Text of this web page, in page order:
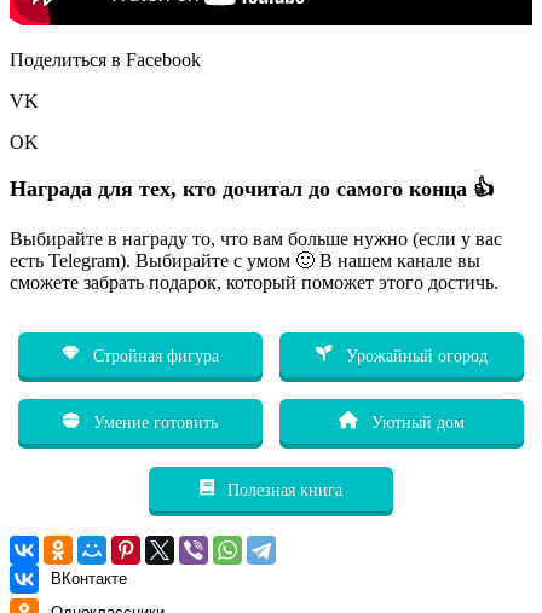
Поделиться в Facebook
VK
OK
Награда для тех, кто дочитал до самого конца 👍
Выбирайте в награду то, что вам больше нужно (если у вас
есть Telegram). Выбирайте с умом 🙂 В нашем канале вы
сможете забрать подарок, который поможет этого достичь.
Стройная фигура Урожайный огород
Умение готовить Уютный дом
Полезная книга
ВКонтакте